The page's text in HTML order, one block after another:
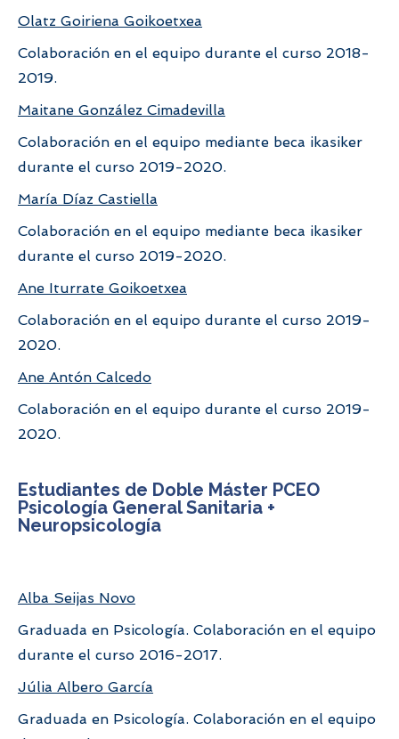
Olatz Goiriena Goikoetxea
Colaboración en el equipo durante el curso 2018-
2019.
Maitane González Cimadevilla
Colaboración en el equipo mediante beca ikasiker
durante el curso 2019-2020.
María Díaz Castiella
Colaboración en el equipo mediante beca ikasiker
durante el curso 2019-2020.
Ane Iturrate Goikoetxea
Colaboración en el equipo durante el curso 2019-
2020.
Ane Antón Calcedo
Colaboración en el equipo durante el curso 2019-
2020.
Estudiantes de Doble Máster PCEO
Psicología General Sanitaria +
Neuropsicología
Alba Seijas Novo
Graduada en Psicología. Colaboración en el equipo
durante el curso 2016-2017.
Júlia Albero García
Graduada en Psicología. Colaboración en el equipo